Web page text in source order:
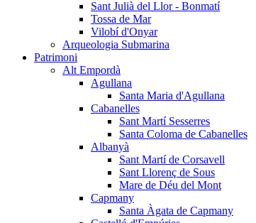
Sant Julià del Llor - Bonmatí
Tossa de Mar
Vilobí d'Onyar
Arqueologia Submarina
Patrimoni
Alt Empordà
Agullana
Santa Maria d'Agullana
Cabanelles
Sant Martí Sesserres
Santa Coloma de Cabanelles
Albanyà
Sant Martí de Corsavell
Sant Llorenç de Sous
Mare de Déu del Mont
Capmany
Santa Àgata de Capmany